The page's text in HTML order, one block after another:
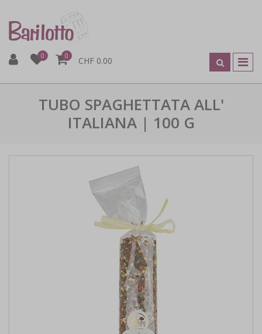
0 0 CHF 0.00
TUBO SPAGHETTATA ALL'
ITALIANA | 100 G